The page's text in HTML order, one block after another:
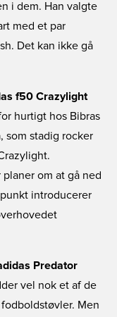
i dem. Han valgte
med et par
Det kan ikke gå
f50 Crazylight
hurtigt hos Bibras
som stadig rocker
planer om at gå ned
introducerer
Predator
vel nok et af de
Men